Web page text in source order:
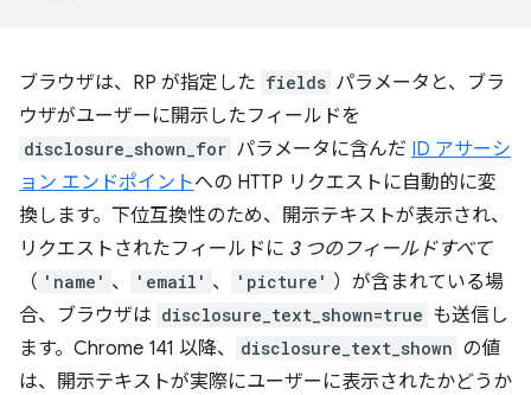
ブラウザは、RP が指定した fields パラメータと、ブラ
ウザがユーザーに開示したフィールドを
disclosure_shown_for パラメータに含んだ ID アサーシ
ョン エンドポイントへの HTTP リクエストに自動的に変
換します。下位互換性のため、開示テキストが表示され、
リクエストされたフィールドに 3 つのフィールドすべて
（ 'name' 、 'email' 、 'picture' ）が含まれている場
合、ブラウザは disclosure_text_shown=true も送信し
ます。Chrome 141 以降、
disclosure_text_shown の値
は、開示テキストが実際にユーザーに表示されたかどうか